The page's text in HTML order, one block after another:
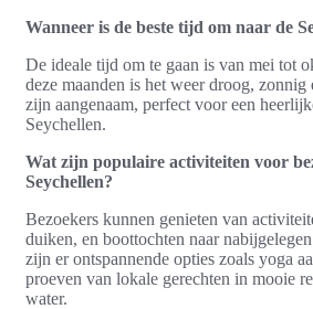
Wanneer is de beste tijd om naar de
De ideale tijd om te gaan is van mei tot
deze maanden is het weer droog, zonnig
zijn aangenaam, perfect voor een
Seychellen.
Wat zijn populaire activiteiten voor
Seychellen?
Bezoekers kunnen genieten van
duiken, en boottochten naar
zijn er ontspannende opties zoals yoga
proeven van lokale gerechten in mooie
water.